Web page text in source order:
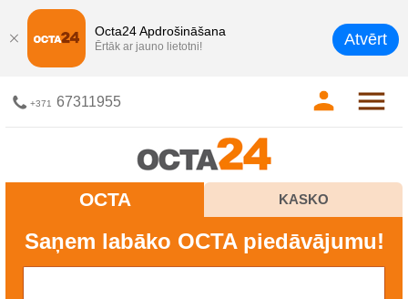
Octa24 Apdrošināšana
Ērtāk ar jauno lietotni! Atvērt
+371 67311955
OCTA KASKO
Saņem labāko OCTA piedāvājumu!